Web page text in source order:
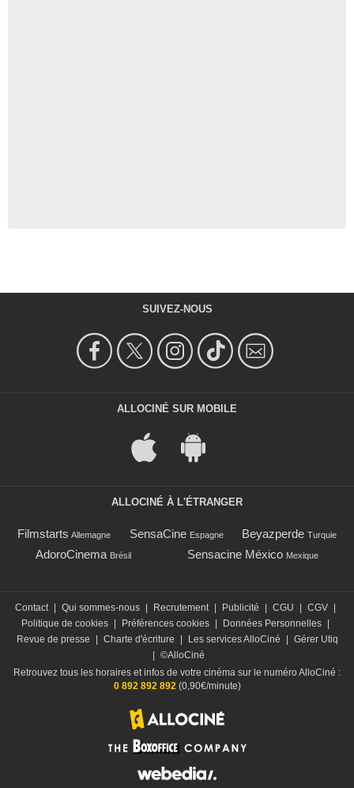
SUIVEZ-NOUS
ALLOCINÉ SUR MOBILE
ALLOCINÉ À L'ÉTRANGER
Filmstarts Allemagne SensaCine Espagne Beyazperde Turquie
AdoroCinema Brésil Sensacine México Mexique
Contact Qui sommes-nous Recrutement Publicité CGU CGV
Politique de cookies
Préférences cookies Données Personnelles
Revue de presse
Charte d'écriture Les services AlloCiné
Gérer Utiq
©AlloCiné
Retrouvez tous les horaires et infos de votre cinéma sur le numéro AlloCiné :
0 892 892 892(0,90€/minute)